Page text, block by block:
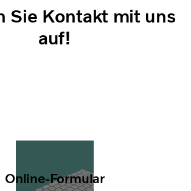
Sie Kontakt mit uns
auf!
Online-Formular